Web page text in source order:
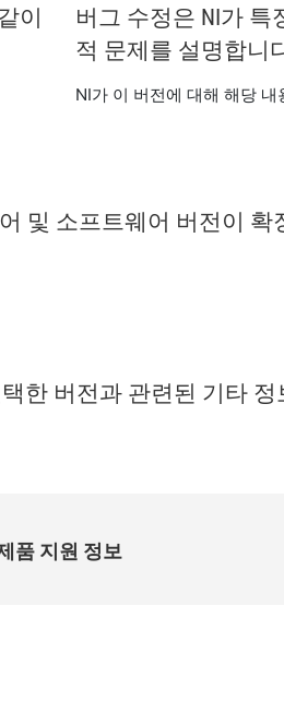
이
버그 수정은 NI가
적 문제를 설명합니
NI가 이 버전에 대해 해당
및 소프트웨어 버전이
한 버전과 관련된 기타
품 지원 정보